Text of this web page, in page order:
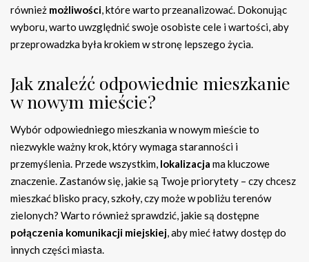
również możliwości, które warto przeanalizować. Dokonując
wyboru, warto uwzględnić swoje osobiste cele i wartości, aby
przeprowadzka była krokiem w stronę lepszego życia.
Jak znaleźć odpowiednie mieszkanie
w nowym mieście?
Wybór odpowiedniego mieszkania w nowym mieście to
niezwykle ważny krok, który wymaga staranności i
przemyślenia. Przede wszystkim, lokalizacja ma kluczowe
znaczenie. Zastanów się, jakie są Twoje priorytety – czy chcesz
mieszkać blisko pracy, szkoły, czy może w pobliżu terenów
zielonych? Warto również sprawdzić, jakie są dostępne
połączenia komunikacji miejskiej, aby mieć łatwy dostęp do
innych części miasta.